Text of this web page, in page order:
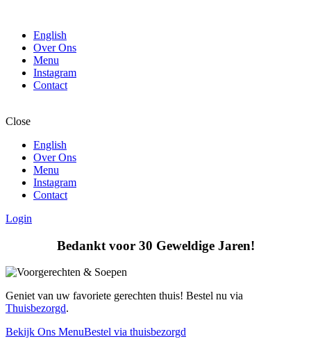
English
Over Ons
Menu
Instagram
Contact
Close
English
Over Ons
Menu
Instagram
Contact
Login
Bedankt voor 30 Geweldige Jaren!
Geniet van uw favoriete gerechten thuis! Bestel nu via
Thuisbezorgd.
Bekijk Ons MenuBestel via thuisbezorgd